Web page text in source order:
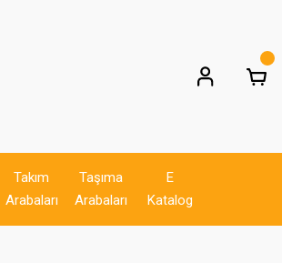
Takım
Arabaları
Taşıma
Arabaları
E
Katalog